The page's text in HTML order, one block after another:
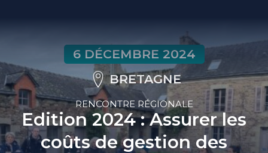
6 DÉCEMBRE 2024
BRETAGNE
RENCONTRE RÉGIONALE
Edition 2024 : Assurer les
coûts de gestion des